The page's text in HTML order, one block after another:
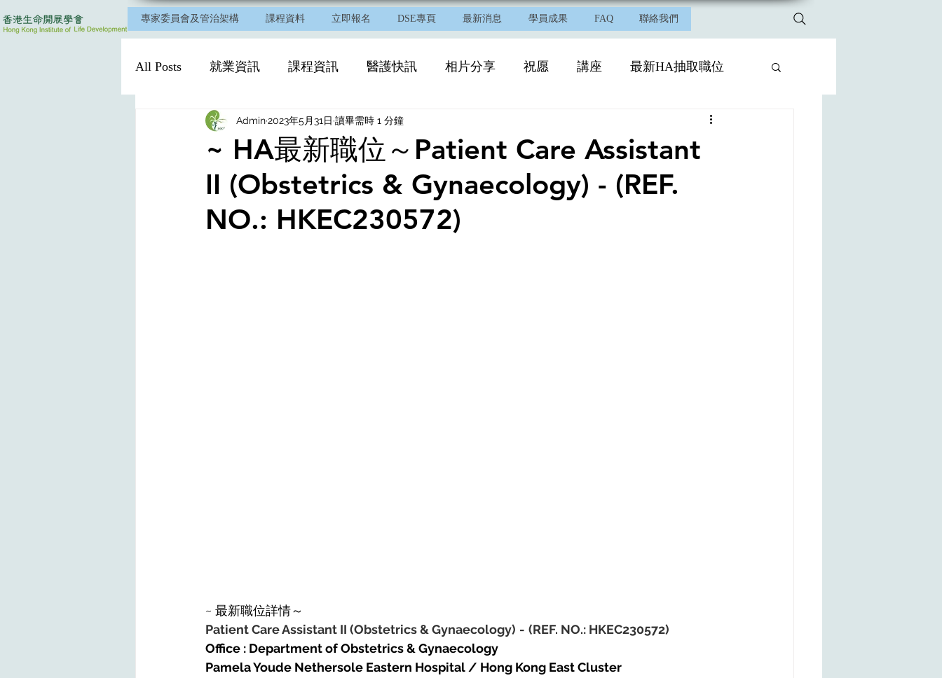
專家委員會及管治架構 課程資料 立即報名 DSE專頁 最新消息 學員成果 FAQ 聯絡我們
All Posts 就業資訊 課程資訊 醫護快訊 相片分享 祝愿 講座 最新HA抽取職位
~ HA最新職位～Patient Care Assistant
II (Obstetrics & Gynaecology) - (REF.
NO.: HKEC230572)
Admin2023年5月31日 讀畢需時 1 分鐘
~ 最新職位詳情～
Patient Care Assistant II (Obstetrics & Gynaecology) - (REF. NO.: HKEC230572)
Office : Department of Obstetrics & Gynaecology
Pamela Youde Nethersole Eastern Hospital / Hong Kong East Cluster